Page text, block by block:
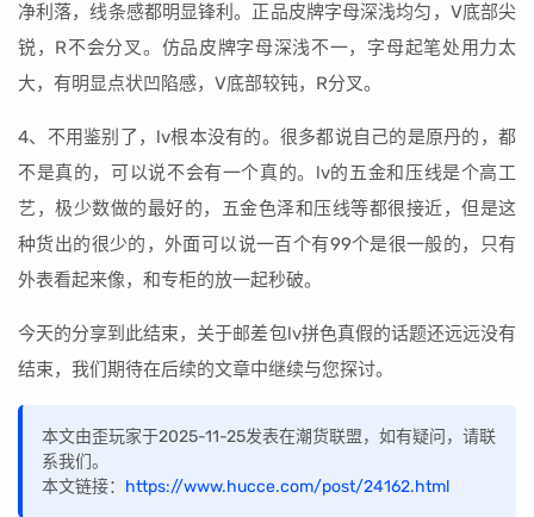
净利落，线条感都明显锋利。正品皮牌字母深浅均匀，V底部尖
锐，R不会分叉。仿品皮牌字母深浅不一，字母起笔处用力太
大，有明显点状凹陷感，V底部较钝，R分叉。
4、不用鉴别了，lv根本没有的。很多都说自己的是原丹的，都
不是真的，可以说不会有一个真的。lv的五金和压线是个高工
艺，极少数做的最好的，五金色泽和压线等都很接近，但是这
种货出的很少的，外面可以说一百个有99个是很一般的，只有
外表看起来像，和专柜的放一起秒破。
今天的分享到此结束，关于邮差包lv拼色真假的话题还远远没有
结束，我们期待在后续的文章中继续与您探讨。
本文由歪玩家于2025-11-25发表在潮货联盟，如有疑问，请联
系我们。
本文链接： https://www.hucce.com/post/24162.html